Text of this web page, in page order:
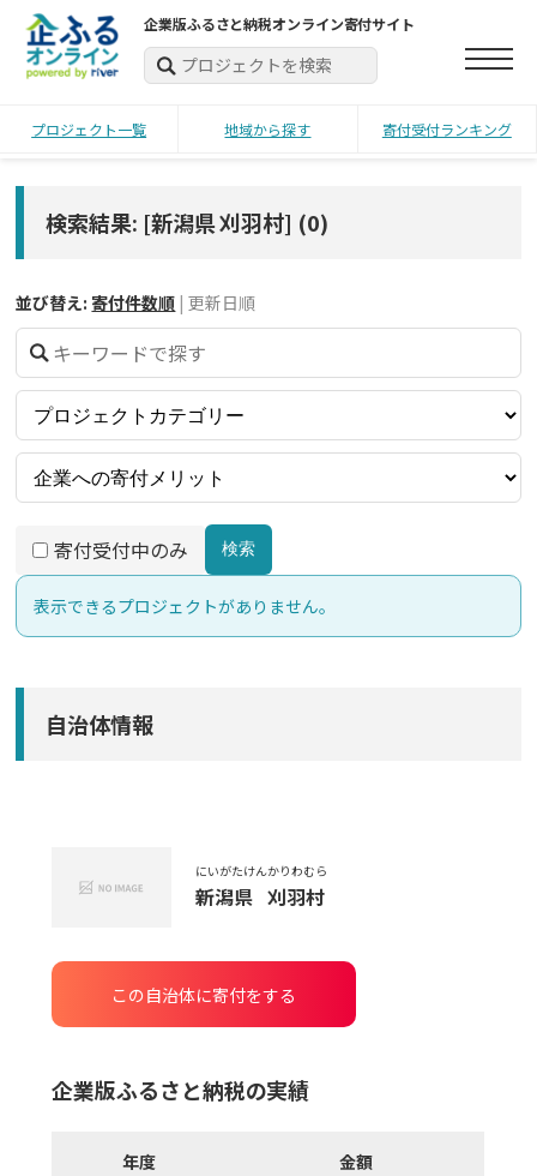
企業版ふるさと納税オンライン寄付サイト
プロジェクト一覧 地域から探す 寄付受付ランキング
検索結果: [新潟県 刈羽村] (0)
並び替え: 寄付件数順 | 更新日順
寄付受付中のみ 検索
表示できるプロジェクトがありません。
自治体情報
にいがたけん
新潟県
かりわむら
刈羽村
この自治体に寄付をする
企業版ふるさと納税の実績
年度 金額